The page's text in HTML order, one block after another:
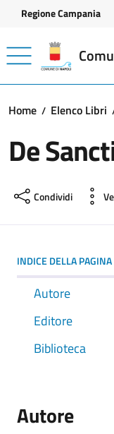
Vai ai contenuti
Vai al footer
Regione Campania
Home Elenco Libri
De
Condividi
INDICE DELLA PAGINA
Autore
Editore
Biblioteca
Autore